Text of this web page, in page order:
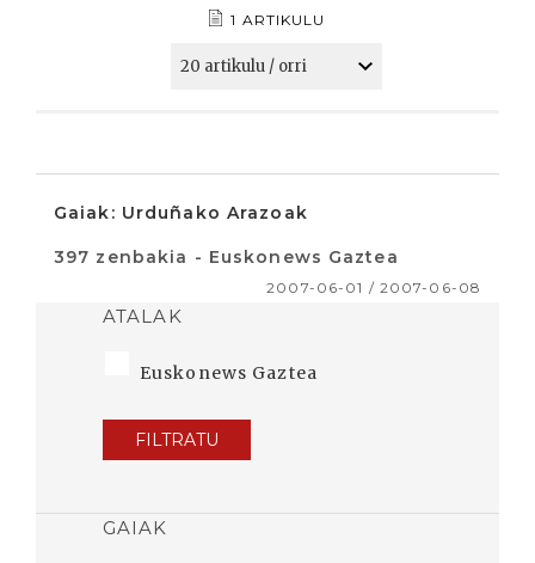
1 ARTIKULU
Gaiak: Urduñako Arazoak
397 zenbakia - Euskonews Gaztea
2007-06-01 / 2007-06-08
ATALAK
Euskonews Gaztea
FILTRATU
GAIAK